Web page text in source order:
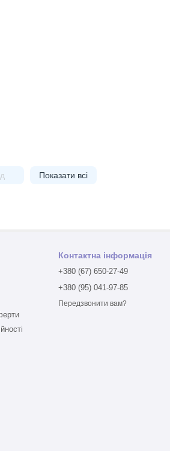
Показати всі
Контактна інформація
+380 (67) 650-27-49
+380 (95) 041-97-85
Передзвонити вам?